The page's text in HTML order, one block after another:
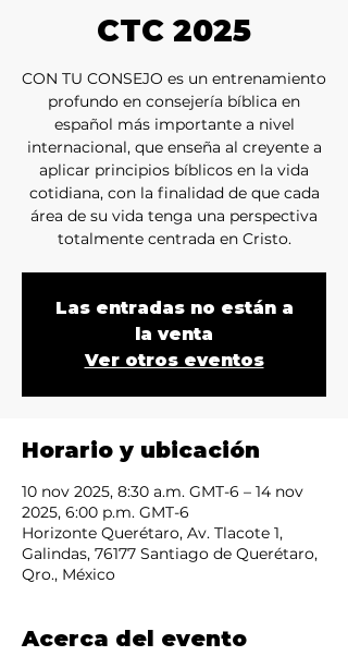
CTC 2025
CON TU CONSEJO es un entrenamiento
profundo en consejería bíblica en
español más importante a nivel
internacional, que enseña al creyente a
aplicar principios bíblicos en la vida
cotidiana, con la finalidad de que cada
área de su vida tenga una perspectiva
totalmente centrada en Cristo.
Las entradas no están a
la venta
Ver otros eventos
Horario y ubicación
10 nov 2025, 8:30 a.m. GMT-6 – 14 nov
2025, 6:00 p.m. GMT-6
Horizonte Querétaro, Av. Tlacote 1,
Galindas, 76177 Santiago de Querétaro,
Qro., México
Acerca del evento